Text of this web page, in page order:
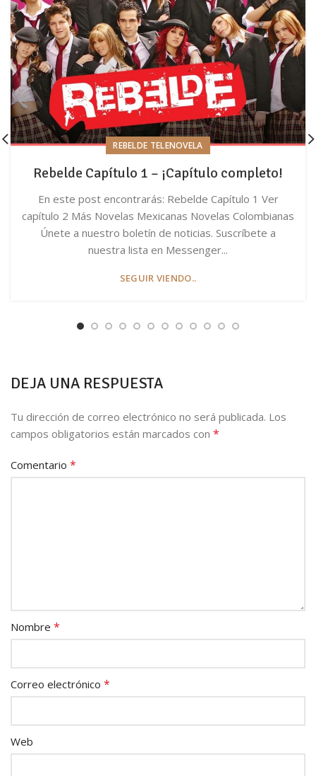
REBELDE TELENOVELA
Rebelde Capítulo 1 – ¡Capítulo completo!
En este post encontrarás: Rebelde Capítulo 1 Ver
capítulo 2 Más Novelas Mexicanas Novelas Colombianas
Únete a nuestro boletín de noticias. Suscríbete a
nuestra lista en Messenger...
SEGUIR VIENDO..
DEJA UNA RESPUESTA
Tu dirección de correo electrónico no será publicada. Los
campos obligatorios están marcados con *
Comentario *
Nombre *
Correo electrónico *
Web